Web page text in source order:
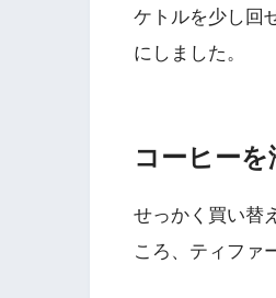
ケトルを少し回
にしました。
コーヒー
せっかく買い替
ころ、ティファ